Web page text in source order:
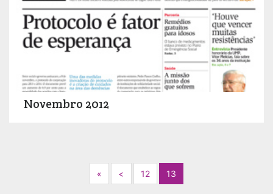
Novembro 2012
«Next< Previous
12 13